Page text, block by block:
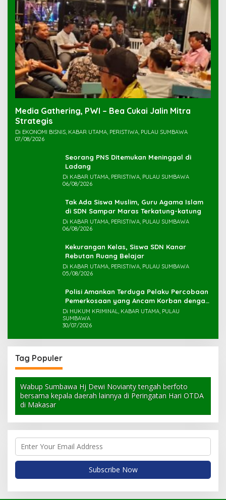
Media Gathering, PWI – Bea Cukai Jalin Mitra
Strategis
Di EKONOMI BISNIS, KABAR UTAMA, PERISTIWA, PULAU SUMBAWA
07/08/2026
Seorang PNS Ditemukan Meninggal di
Ladang
Di KABAR UTAMA, PERISTIWA, PULAU SUMBAWA
06/08/2026
Tak Ada Siswa Muslim, Guru Agama Islam
di SDN Sampar Maras Terkatung-katung ‎
Di KABAR UTAMA, PERISTIWA, PULAU SUMBAWA
06/08/2026
Kekurangan Kelas, Siswa SDN Kanar
Rebutan Ruang Belajar
Di KABAR UTAMA, PERISTIWA, PULAU SUMBAWA
05/08/2026
Polisi Amankan Terduga Pelaku Percobaan
Pemerkosaan yang Ancam Korban dengan
Parang
Di HUKUM KRIMINAL, KABAR UTAMA, PULAU
SUMBAWA
30/07/2026
Tag Populer
Wabup Sumbawa Hj Dewi Novianty tengah berfoto
bersama kepala daerah lainnya di Peringatan Hari OTDA
di Makasar